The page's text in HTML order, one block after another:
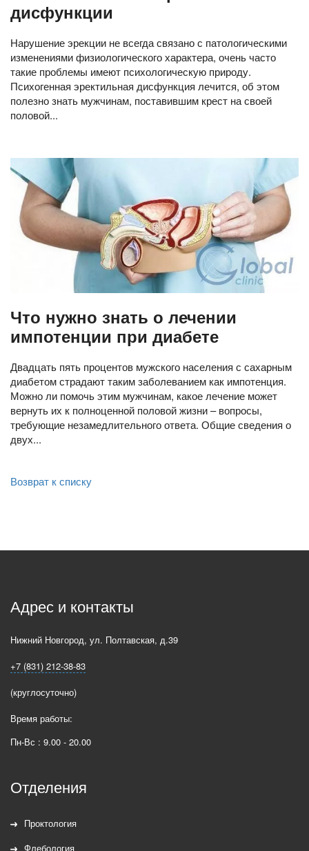
дисфункции
Нарушение эрекции не всегда связано с патологическими
изменениями физиологического характера, очень часто
такие проблемы имеют психологическую природу.
Психогенная эректильная дисфункция лечится, об этом
полезно знать мужчинам, поставившим крест на своей
половой...
Что нужно знать о лечении
импотенции при диабете
Двадцать пять процентов мужского населения с сахарным
диабетом страдают таким заболеванием как импотенция.
Можно ли помочь этим мужчинам, какое лечение может
вернуть их к полноценной половой жизни – вопросы,
требующие незамедлительного ответа. Общие сведения о
двух...
Возврат к списку
Адрес и контакты
Нижний Новгород, ул. Полтавская, д.39
+7 (831) 212-38-83
(круглосуточно)
Время работы:
Пн-Вс : 9.00 - 20.00
Отделения
Проктология
Флебология